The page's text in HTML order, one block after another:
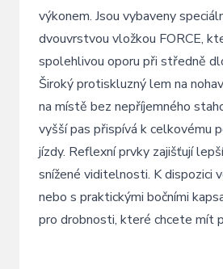
výkonem. Jsou vybaveny
dvouvrstvou vložkou FORCE,
spolehlivou oporu při středně
Široký protiskluzný lem na
na místě bez nepříjemného
vyšší pas přispívá k celkovému
jízdy. Reflexní prvky zajišťují
snížené viditelnosti. K dispozici
nebo s praktickými bočními
pro drobnosti, které chcete mít